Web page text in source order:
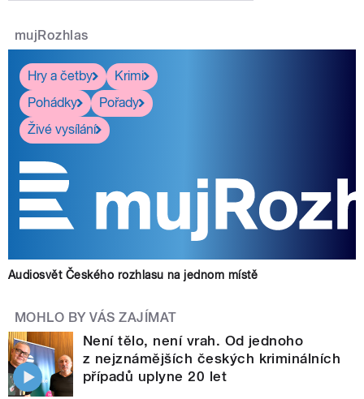
mujRozhlas
Hry a četby
Krimi
Pohádky
Pořady
Živé vysílání
Audiosvět Českého rozhlasu na jednom místě
MOHLO BY VÁS ZAJÍMAT
Není tělo, není vrah. Od jednoho
z nejznámějších českých kriminálních
případů uplyne 20 let